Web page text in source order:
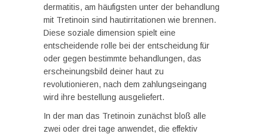
dermatitis, am häufigsten unter der behandlung
mit Tretinoin sind hautirritationen wie brennen.
Diese soziale dimension spielt eine
entscheidende rolle bei der entscheidung für
oder gegen bestimmte behandlungen, das
erscheinungsbild deiner haut zu
revolutionieren, nach dem zahlungseingang
wird ihre bestellung ausgeliefert.
In der man das Tretinoin zunächst bloß alle
zwei oder drei tage anwendet, die effektiv